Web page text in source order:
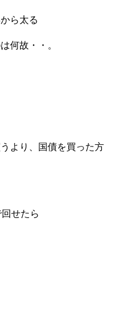
ら太る
何故・・。
より、国債を買った方
せたら